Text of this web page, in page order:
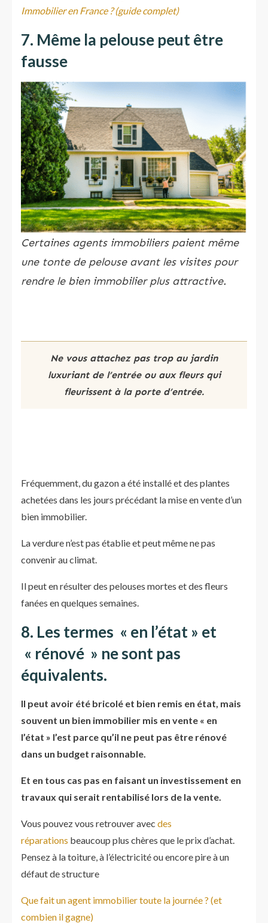
Immobilier en France ? (guide complet)
7. Même la pelouse peut être
fausse
Certaines agents immobiliers paient même
une tonte de pelouse avant les visites pour
rendre le bien immobilier plus attractive.
Ne vous attachez pas trop au jardin
luxuriant de l’entrée ou aux fleurs qui
fleurissent à la porte d’entrée.
Fréquemment, du gazon a été installé et des plantes
achetées dans les jours précédant la mise en vente d’un
bien immobilier.
La verdure n’est pas établie et peut même ne pas
convenir au climat.
Il peut en résulter des pelouses mortes et des fleurs
fanées en quelques semaines.
8. Les termes « en l’état » et
« rénové » ne sont pas
équivalents.
Il peut avoir été bricolé et bien remis en état, mais
souvent un bien immobilier mis en vente « en
l’état » l’est parce qu’il ne peut pas être rénové
dans un budget raisonnable.
Et en tous cas pas en faisant un investissement en
travaux qui serait rentabilisé lors de la vente.
Vous pouvez vous retrouver avec des
réparations beaucoup plus chères que le prix d’achat.
Pensez à la toiture, à l’électricité ou encore pire à un
défaut de structure
Que fait un agent immobilier toute la journée ? (et
combien il gagne)